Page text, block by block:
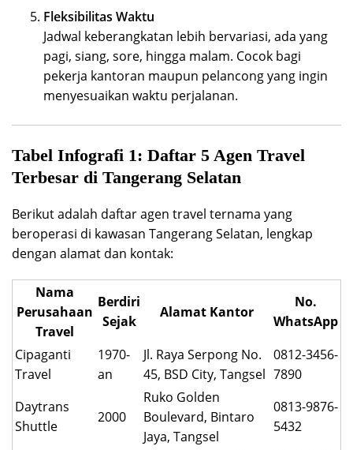
Fleksibilitas Waktu
Jadwal keberangkatan lebih bervariasi, ada yang
pagi, siang, sore, hingga malam. Cocok bagi
pekerja kantoran maupun pelancong yang ingin
menyesuaikan waktu perjalanan.
Tabel Infografi 1: Daftar 5 Agen Travel
Terbesar di Tangerang Selatan
Berikut adalah daftar agen travel ternama yang
beroperasi di kawasan Tangerang Selatan, lengkap
dengan alamat dan kontak:
Nama
Perusahaan
Travel
Berdiri
Sejak
Alamat Kantor
No.
WhatsApp
Cipaganti
Travel
1970-
an
Jl. Raya Serpong No.
45, BSD City, Tangsel
0812-3456-
7890
Daytrans
Shuttle
2000
Ruko Golden
Boulevard, Bintaro
Jaya, Tangsel
0813-9876-
5432